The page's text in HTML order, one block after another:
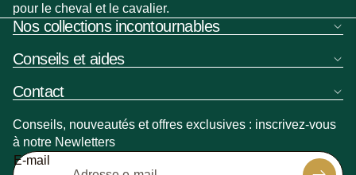
pour le cheval et le cavalier.
Nos collections incontournables
Conseils et aides
Contact
Conseils, nouveautés et offres exclusives : inscrivez-vous
à notre Newletters
E-mail
Politique de remboursement
Politique de confidentialité